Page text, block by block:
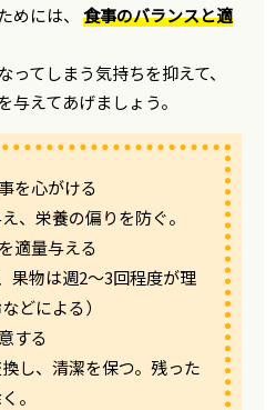
めには、食事のバランスと適
てしまう気持ちを抑えて、
えてあげましょう。
を心がける
、栄養の偏りを防ぐ。
適量与える
果物は週2〜3回程度が理
どによる）
する
し、清潔を保つ。残った
。